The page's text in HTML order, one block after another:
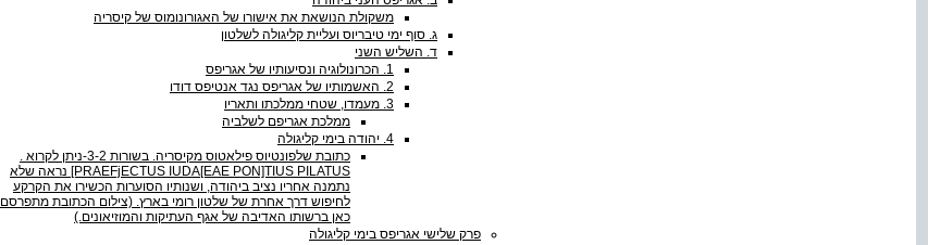
משקולת הנושאת את אישורו של האגורונומוס של קיסריה
ג. סוף ימי טיבריוס ועליית קליגולה לשלטון
ד. השליש השני
1. הכרונולוגיה ונסיעותיו של אגריפס
2. האשמותיו של אגריפס נגד אנטיפס דודו
3. מעמדו, שטחי ממלכתו ותאריו
ממלכת אגריפם לשלביה
4. יהודה בימי קליגולה
[PRAEFjECTUS IUDA[EAE PON]TIUS PILATUS‬ נראה שלא
נתמנה אחריו נציב ביהודה, ושנותיו הסוערות הכשירו את הקרקע
לחיפוש דרך אחרת של שלטון רומי בארץ. (צילום הכתובת מתפרסם
כאן ברשותו האדיבה של אגף העתיקות והמוזיאונים‭(.‬
פרק שלישי אגריפס בימי קליגולה